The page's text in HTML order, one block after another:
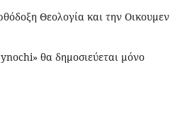
Θεολογία και την
θα δημοσιεύεται μόνο